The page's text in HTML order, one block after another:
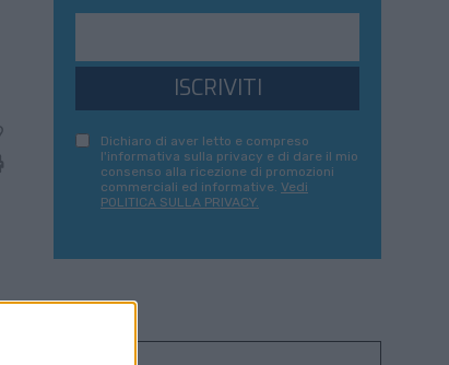
ISCRIVITI
Dichiaro di aver letto e compreso
l'informativa sulla privacy e di dare il mio
consenso alla ricezione di promozioni
commerciali ed informative. Vedi
POLITICA SULLA PRIVACY.